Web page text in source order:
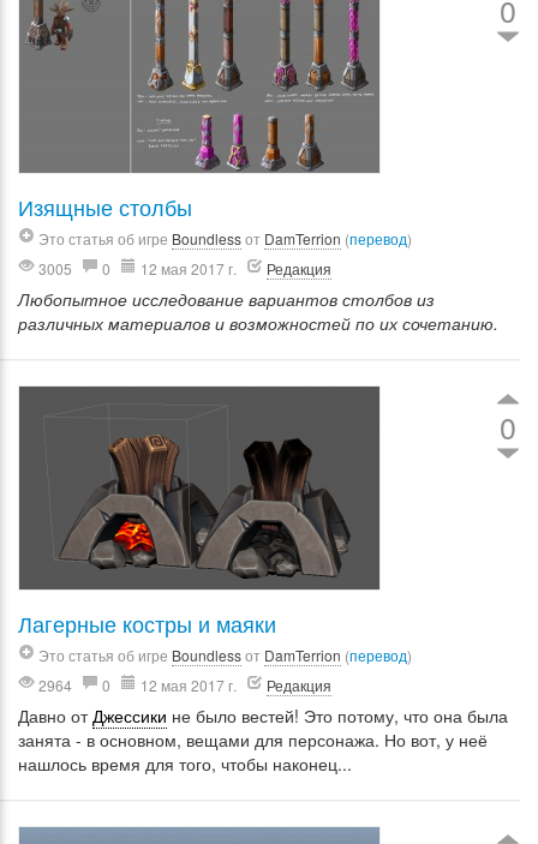
0
Изящные столбы
Это статья об игре Boundlessот DamTerrion (перевод)
3005
0 12 мая 2017 г. Редакция
Любопытное исследование вариантов столбов из
различных материалов и возможностей по их сочетанию.
0
Лагерные костры и маяки
Это статья об игре Boundlessот DamTerrion (перевод)
2964
0 12 мая 2017 г. Редакция
Давно отДжессики не было вестей! Это потому, что она была
занята - в основном, вещами для персонажа. Но вот, у неё
нашлось время для того, чтобы наконец...